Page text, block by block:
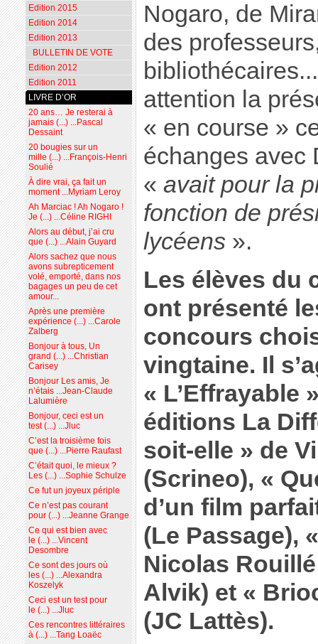
Nogaro, de
des
attention la
« en course »
échanges avec
« avait pour la
fonction de
lycéens».
Les élèves du
ont présenté
concours
vingtaine. Il
« L’Effrayable
éditions La
soit-elle » de
(Scrineo), «
d’un film
(Le Passage),
Nicolas
Alvik) et «
(JC Lattès).
Edition 2015
Edition 2014
Edition 2013
BULLETIN DE VOTE
Edition 2012
Edition 2011
LIVRE D’OR
20 ans… Je resterai à
jamais (...) ...Pascal
Dessaint
20 bougies sur un
mille (...) ...François-Henri
Soulié
À dire vrai, ça fait un
moment ...Myriam Leroy
Ah Marciac ! Ah Nogaro !
Je (...) ...Céline RIGHI
Alors au début, j’ai cru
que (...) ...Alain Guyard
Alors sachez que nous
avons subrepticement
volé, emporté, dans nos
bagages un peu de cet
amour...
Après une première
expérience (...) ...Carole
Zalberg
Bonjour à tous, Un
grand (...) ...Christian
Carisey
Bonjour Les amis, Je
n’étais ...Jean-Claude
Lalumière
Bonjour, ceci est un
test (...) ...Jluc
C’est la troisième fois
que (...) ...Pierre Raufast
C’était quoi, le mieux ?
Les (...) ...Sophie Schulze
Ce fut un joyeux périple
Ce n’est pas courant
pour (...) ...Jeanne Grange
Ce qui est bien avec
le (...) ...Vincent
Desombre
Ce sont des jours où
les (...) ...Alexandra
Koszelyk
Ceci est un test pour
le (...) ...Jluc
Ces rencontres littéraires
à (...) ...Tang Loaëc